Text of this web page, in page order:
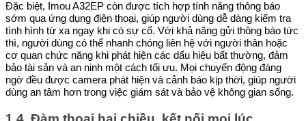
Đặc biệt, Imou A32EP còn được tích hợp tính năng thông báo
sớm qua ứng dụng điện thoại, giúp người dùng dễ dàng kiểm tra
tình hình từ xa ngay khi có sự cố. Với khả năng gửi thông báo tức
thì, người dùng có thể nhanh chóng liên hệ với người thân hoặc
cơ quan chức năng khi phát hiện các dấu hiệu bất thường, đảm
bảo tài sản và an ninh một cách tối ưu. Mọi chuyển động đáng
ngờ đều được camera phát hiện và cảnh báo kịp thời, giúp người
dùng an tâm hơn trong việc giám sát và bảo vệ không gian sống.